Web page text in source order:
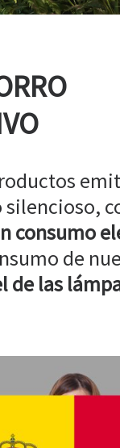
consumo
de
de las